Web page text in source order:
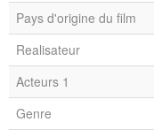
Pays d'origine du film
Realisateur
Acteurs 1
Genre